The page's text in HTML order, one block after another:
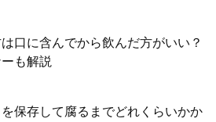
口に含んでから飲んだ方がいい？
も解説
保存して腐るまでどれくらいかか